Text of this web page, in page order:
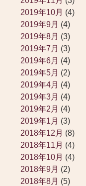
2019年10月 (4)
2019年9月 (4)
2019年8月 (3)
2019年7月 (3)
2019年6月 (4)
2019年5月 (2)
2019年4月 (4)
2019年3月 (4)
2019年2月 (4)
2019年1月 (3)
2018年12月 (8)
2018年11月 (4)
2018年10月 (4)
2018年9月 (2)
2018年8月 (5)